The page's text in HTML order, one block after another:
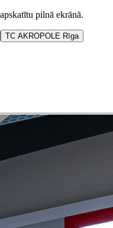
pilnā ekrānā.
TC AKROPOLE Rīga